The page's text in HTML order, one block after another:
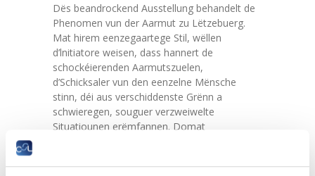
Dës beandrockend Ausstellung behandelt de
Phenomen vun der Aarmut zu Lëtzebuerg.
Mat hirem eenzegaartege Stil, wëllen
d’lnitiatore weisen, dass hannert de
schockéierenden Aarmutszuelen,
d’Schicksaler vun den eenzelne Mënsche
stinn, déi aus verschiddenste Grënn a
schwieregen, souguer verzweiwelte
Situatiounen erëmfannen. Domat
Land erfuerderlech sinn.